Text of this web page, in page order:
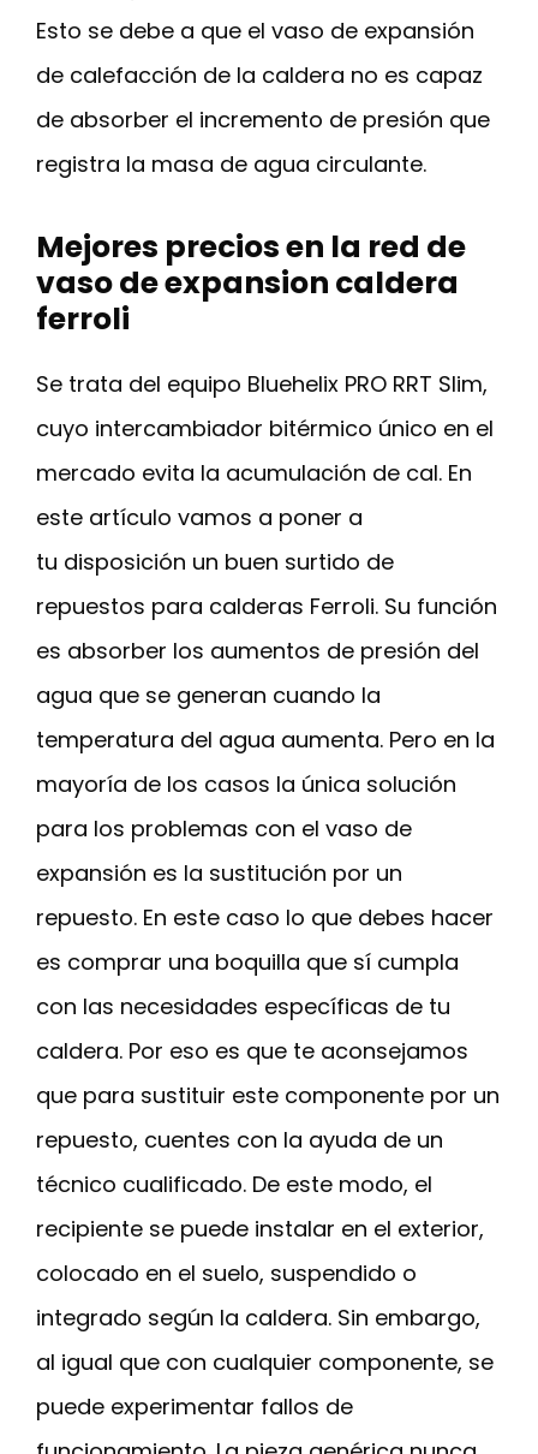
Esto se debe a que el vaso de expansión
de calefacción de la caldera no es capaz
de absorber el incremento de presión que
registra la masa de agua circulante.
Mejores precios en la red de
vaso de expansion caldera
ferroli
Se trata del equipo Bluehelix PRO RRT Slim,
cuyo intercambiador bitérmico único en el
mercado evita la acumulación de cal. En
este artículo vamos a poner a
tu disposición un buen surtido de
repuestos para calderas Ferroli. Su función
es absorber los aumentos de presión del
agua que se generan cuando la
temperatura del agua aumenta. Pero en la
mayoría de los casos la única solución
para los problemas con el vaso de
expansión es la sustitución por un
repuesto. En este caso lo que debes hacer
es comprar una boquilla que sí cumpla
con las necesidades específicas de tu
caldera. Por eso es que te aconsejamos
que para sustituir este componente por un
repuesto, cuentes con la ayuda de un
técnico cualificado. De este modo, el
recipiente se puede instalar en el exterior,
colocado en el suelo, suspendido o
integrado según la caldera. Sin embargo,
al igual que con cualquier componente, se
puede experimentar fallos de